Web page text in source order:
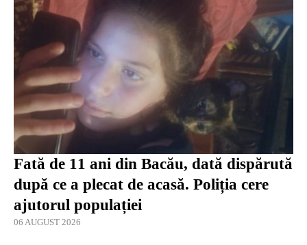
Fată de 11 ani din Bacău, dată dispărută
după ce a plecat de acasă. Poliția cere
ajutorul populației
06 AUGUST 2026